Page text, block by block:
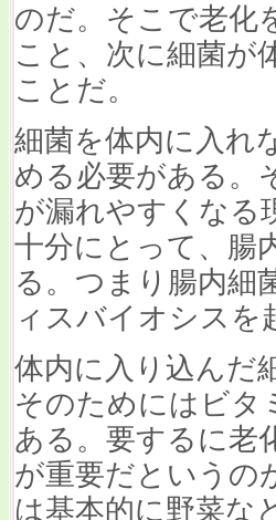
のだ。そこで老化
こと、次に細菌が
ことだ。
細菌を体内に入れ
める必要がある。
が漏れやすくなる
十分にとって、腸
る。つまり腸内細
ィスバイオシスを
体内に入り込んだ
そのためにはビタ
ある。要するに老
が重要だというの
は基本的に野菜な